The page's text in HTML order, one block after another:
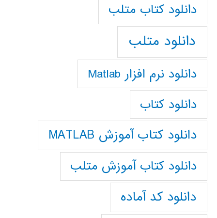
دانلود كتاب متلب
دانلود متلب
دانلود نرم افزار Matlab
دانلود کتاب
دانلود کتاب آموزش MATLAB
دانلود کتاب آموزش متلب
دانلود کد آماده